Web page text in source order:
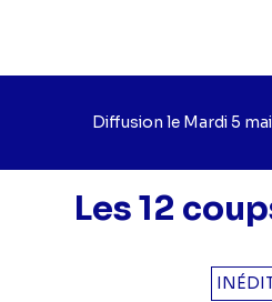
Diffusion le Jour
diffusion
Mardi 5
Les 12